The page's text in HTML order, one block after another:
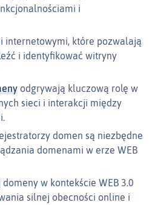
i
internetowymi, które pozwalają
i identyfikować witryny
odgrywają kluczową rolę w
sieci i interakcji między
domen są niezbędne
domenami w erze WEB
w kontekście WEB 3.0
silnej obecności online i